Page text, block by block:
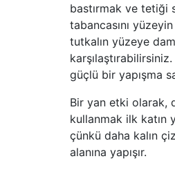
bastırmak ve tetiği
tabancasını
tutkalın yüzeye
güçlü bir yapışma
Bir yan etki olarak,
kullanmak ilk katın
çünkü daha kalın
alanına yapışır.